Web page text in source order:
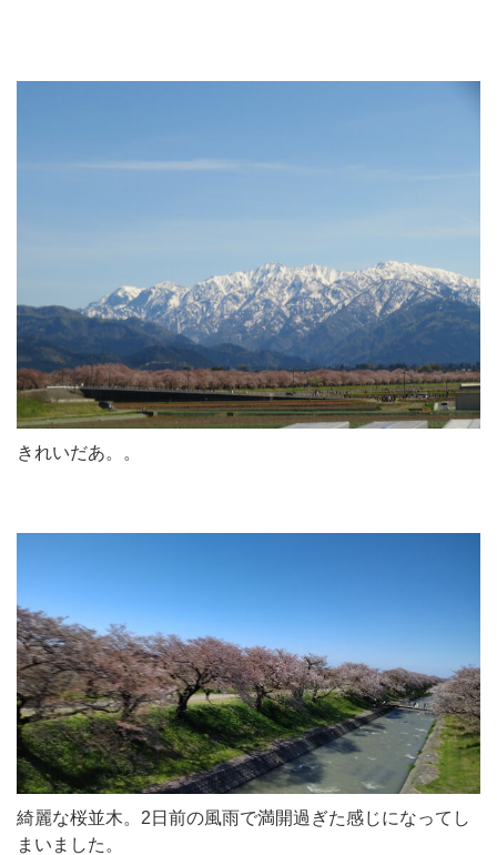
きれいだあ。。
綺麗な桜並木。2日前の風雨で満開過ぎた感じになってし
まいました。